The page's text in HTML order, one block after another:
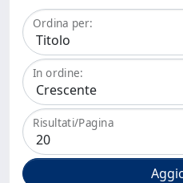
Ordina per:
In ordine:
Risultati/Pagina